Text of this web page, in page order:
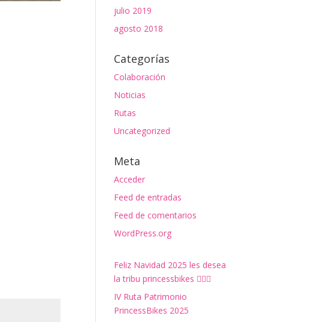
julio 2019
agosto 2018
Categorías
Colaboración
Noticias
Rutas
Uncategorized
Meta
Acceder
Feed de entradas
Feed de comentarios
WordPress.org
Feliz Navidad 2025 les desea
la tribu princessbikes 🚴‍♀️✨
IV Ruta Patrimonio
PrincessBikes 2025